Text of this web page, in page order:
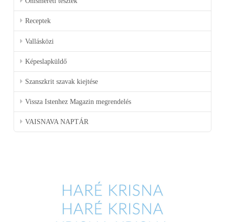
Receptek
Vallásközi
Képeslapküldő
Szanszkrit szavak kiejtése
Vissza Istenhez Magazin megrendelés
VAISNAVA NAPTÁR